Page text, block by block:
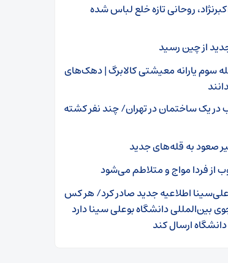
روحانی تازه خلع لباس شده
از چین رسید
سوم یارانه معیشتی کالابرگ | دهک‌های
در یک ساختمان در تهران/ چند نفر کشته
صعود به قله‌های جدید
از فردا مواج و متلاطم می‌شود
اطلاعیه‌ جدید صادر کرد/ هر کس
بین‌المللی دانشگاه بوعلی سینا دارد
ارسال کند